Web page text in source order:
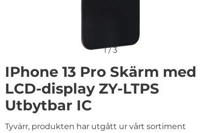
1/3
IPhone 13 Pro Skärm med
LCD-display ZY-LTPS
Utbytbar IC
Tyvärr, produkten har utgått ur vårt sortiment